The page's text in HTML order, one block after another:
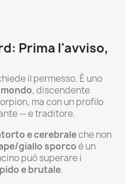
Prima l'avviso,
il permesso. È uno
, discendente
ma con un profilo
— e traditore.
e cerebraleche non
giallo sporcoè un
può superare i
e brutale.